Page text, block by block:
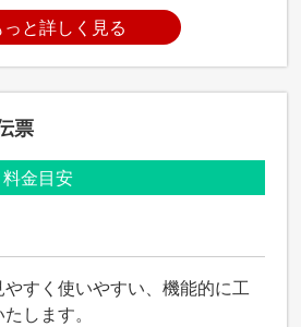
っと詳しく見る
票
料金目安
すく使いやすい、機能的に工
します。